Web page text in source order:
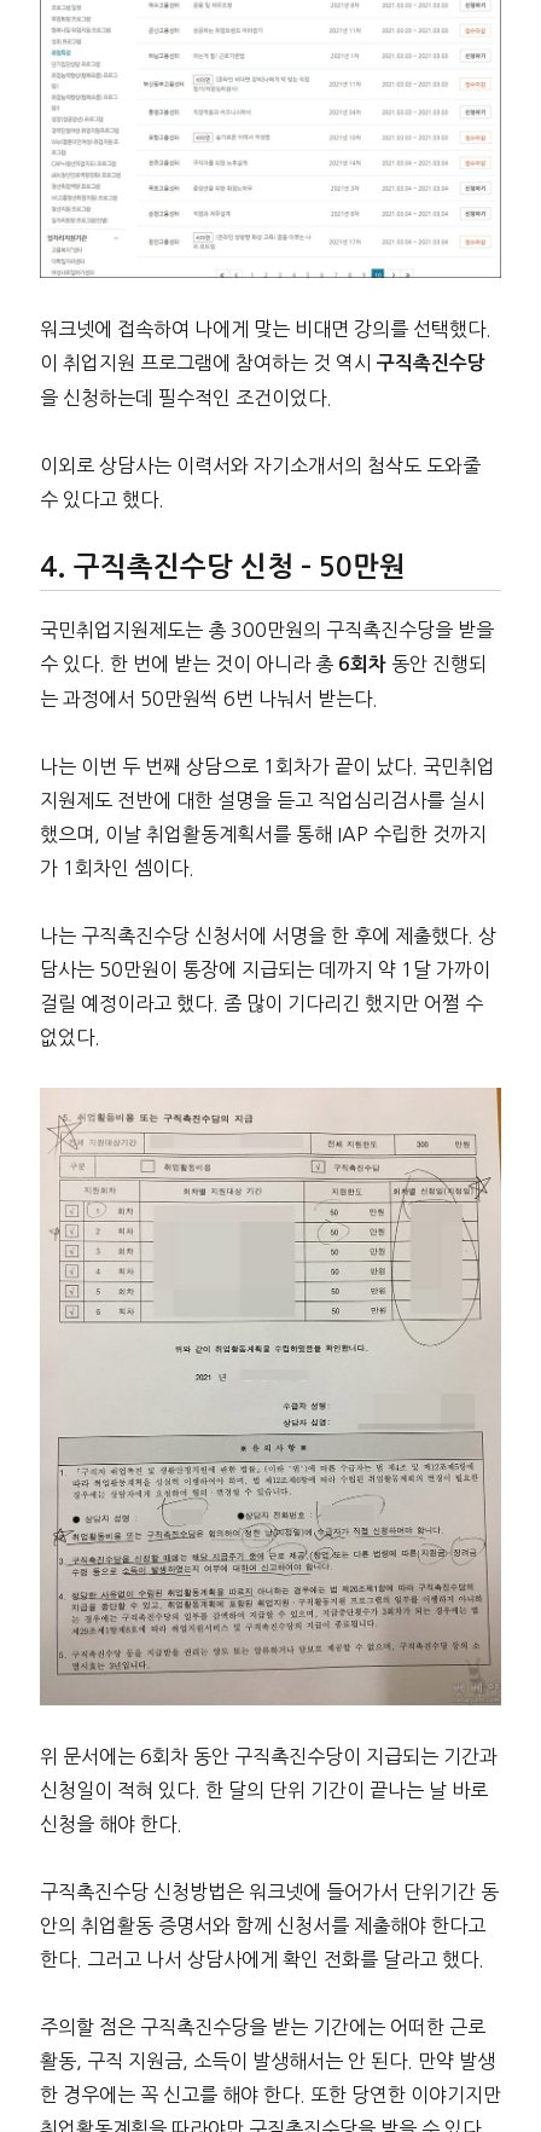
워크넷에 접속하여 나에게 맞는 비대면 강의를 선택했다.
이 취업지원 프로그램에 참여하는 것 역시 구직촉진수당
을 신청하는데 필수적인 조건이었다.
이외로 상담사는 이력서와 자기소개서의 첨삭도 도와줄
수 있다고 했다.
구직촉진수당 신청 – 50만원
국민취업지원제도는 총 300만원의 구직촉진수당을 받을
수 있다. 한 번에 받는 것이 아니라 총 6회차동안 진행되
는 과정에서 50만원씩 6번 나눠서 받는다.
나는 이번 두 번째 상담으로 1회차가 끝이 났다. 국민취업
지원제도 전반에 대한 설명을 듣고 직업심리검사를 실시
했으며, 이날 취업활동계획서를 통해 IAP 수립한 것까지
가 1회차인 셈이다.
나는 구직촉진수당 신청서에 서명을 한 후에 제출했다. 상
담사는 50만원이 통장에 지급되는 데까지 약 1달 가까이
걸릴 예정이라고 했다. 좀 많이 기다리긴 했지만 어쩔 수
없었다.
위 문서에는 6회차 동안 구직촉진수당이 지급되는 기간과
신청일이 적혀 있다. 한 달의 단위 기간이 끝나는 날 바로
신청을 해야 한다.
구직촉진수당 신청방법은 워크넷에 들어가서 단위기간 동
안의 취업활동 증명서와 함께 신청서를 제출해야 한다고
한다. 그러고 나서 상담사에게 확인 전화를 달라고 했다.
주의할 점은 구직촉진수당을 받는 기간에는 어떠한 근로
활동, 구직 지원금, 소득이 발생해서는 안 된다. 만약 발생
한 경우에는 꼭 신고를 해야 한다. 또한 당연한 이야기지만
취업활동계획을 따라야만 구직촉진수당을 받을 수 있다.